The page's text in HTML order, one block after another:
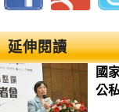
延伸閱讀
國
公